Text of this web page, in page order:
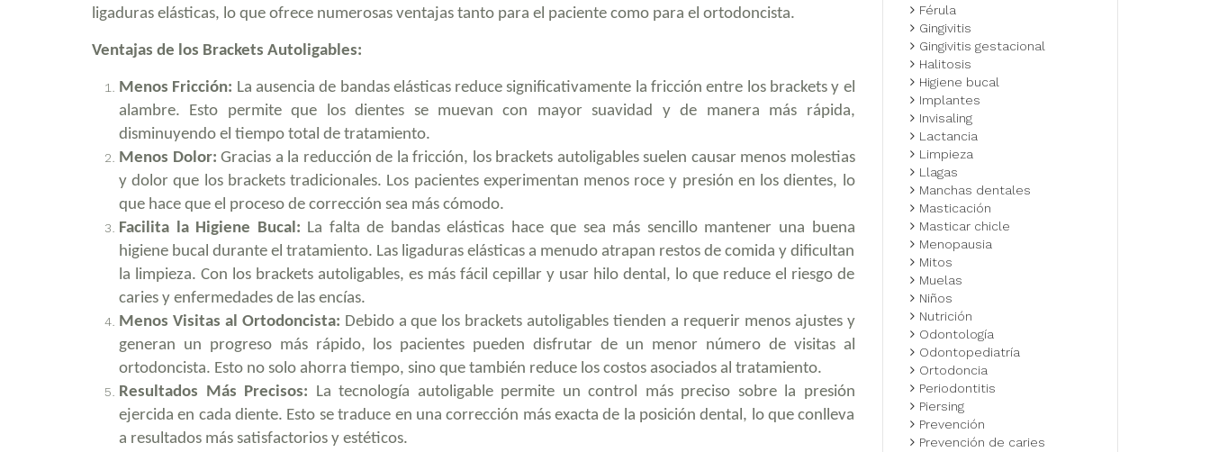
ligaduras elásticas, lo que ofrece numerosas ventajas tanto para el paciente como para el ortodoncista.
Ventajas de los Brackets Autoligables:
Menos Fricción: La ausencia de bandas elásticas reduce significativamente la fricción entre los brackets y el
alambre. Esto permite que los dientes se muevan con mayor suavidad y de manera más rápida,
disminuyendo el tiempo total de tratamiento.
Menos Dolor: Gracias a la reducción de la fricción, los brackets autoligables suelen causar menos molestias
y dolor que los brackets tradicionales. Los pacientes experimentan menos roce y presión en los dientes, lo
que hace que el proceso de corrección sea más cómodo.
Facilita la Higiene Bucal: La falta de bandas elásticas hace que sea más sencillo mantener una buena
higiene bucal durante el tratamiento. Las ligaduras elásticas a menudo atrapan restos de comida y dificultan
la limpieza. Con los brackets autoligables, es más fácil cepillar y usar hilo dental, lo que reduce el riesgo de
caries y enfermedades de las encías.
Menos Visitas al Ortodoncista: Debido a que los brackets autoligables tienden a requerir menos ajustes y
generan un progreso más rápido, los pacientes pueden disfrutar de un menor número de visitas al
ortodoncista. Esto no solo ahorra tiempo, sino que también reduce los costos asociados al tratamiento.
Resultados Más Precisos: La tecnología autoligable permite un control más preciso sobre la presión
ejercida en cada diente. Esto se traduce en una corrección más exacta de la posición dental, lo que conlleva
a resultados más satisfactorios y estéticos.
Férula
Gingivitis
Gingivitis gestacional
Halitosis
Higiene bucal
Implantes
Invisaling
Lactancia
Limpieza
Llagas
Manchas dentales
Masticación
Masticar chicle
Menopausia
Mitos
Muelas
Niños
Nutrición
Odontología
Odontopediatría
Ortodoncia
Periodontitis
Piersing
Prevención
Prevención de caries